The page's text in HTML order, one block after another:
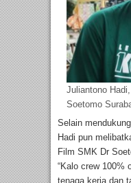
Juliantono
Soetomo
Selain
Hadi pun
Film SMK Dr
“Kalo crew 100%
tenaga kerja dan